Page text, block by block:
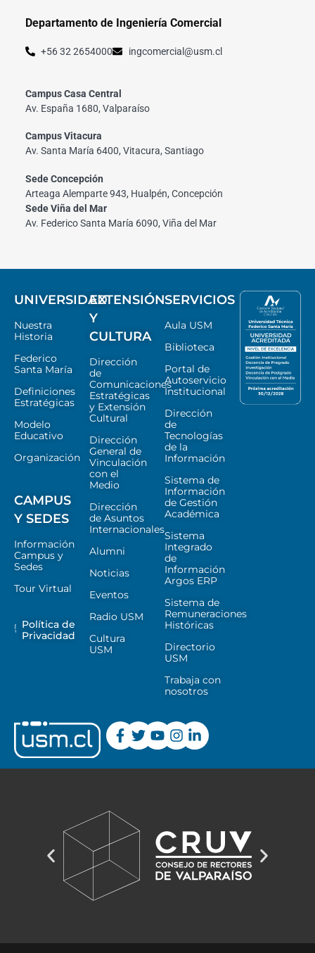
Departamento de Ingeniería Comercial
+56 32 2654000 ingcomercial@usm.cl
Campus Casa Central
Av. España 1680, Valparaíso
Campus Vitacura
Av. Santa María 6400, Vitacura, Santiago
Sede Concepción
Arteaga Alemparte 943, Hualpén, Concepción
Sede Viña del Mar
Av. Federico Santa María 6090, Viña del Mar
UNIVERSIDAD
Nuestra
Historia
Federico
Santa María
Definiciones
Estratégicas
Modelo
Educativo
Organización
CAMPUS
Y SEDES
Información
Campus y
Sedes
Tour Virtual
Política de
Privacidad
EXTENSIÓN
Y
CULTURA
Dirección
de
Comunicaciones
Estratégicas
y Extensión
Cultural
Dirección
General de
Vinculación
con el
Medio
Dirección
de Asuntos
Internacionales
Alumni
Noticias
Eventos
Radio USM
Cultura
USM
SERVICIOS
Aula USM
Biblioteca
Portal de
Autoservicio
Institucional
Dirección
de
Tecnologías
de la
Información
Sistema de
Información
de Gestión
Académica
Sistema
Integrado
de
Información
Argos ERP
Sistema de
Remuneraciones
Históricas
Directorio
USM
Trabaja con
nosotros